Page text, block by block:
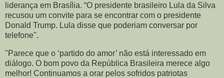
liderança em Brasília. “O presidente brasileiro Lula da Silva
recusou um convite para se encontrar com o presidente
Donald Trump. Lula disse que poderiam conversar por
telefone".
"Parece que o ‘partido do amor’ não está interessado em
diálogo. O bom povo da República Brasileira merece algo
melhor! Continuamos a orar pelos sofridos patriotas